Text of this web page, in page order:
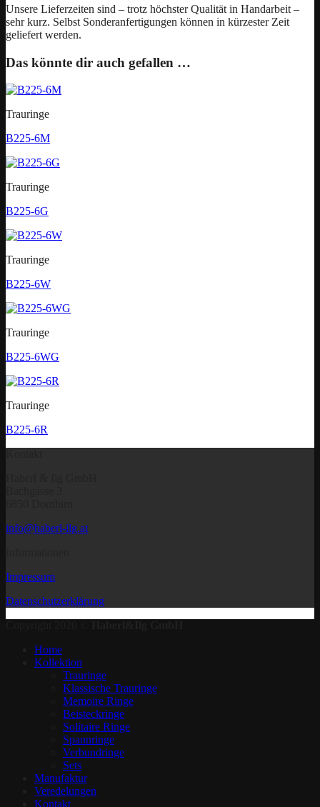
Unsere Lieferzeiten sind – trotz höchster Qualität in Handarbeit –
sehr kurz. Selbst Sonderanfertigungen können in kürzester Zeit
geliefert werden.
Das könnte dir auch gefallen …
Trauringe
B225-6M
Trauringe
B225-6G
Trauringe
B225-6W
Trauringe
B225-6WG
Trauringe
B225-6R
info@haberl-ilg.at
Impressum
Datenschutzerklärung
Home
Kollektion
Trauringe
Klassische Trauringe
Memoire Ringe
Beisteckringe
Solitaire Ringe
Spannringe
Verbundringe
Sets
Manufaktur
Veredelungen
Kontakt